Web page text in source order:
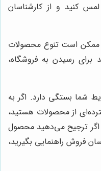
کنید و از کارشناسان
ممکن است تنوع محصولات
برای رسیدن به فروشگاه،
شما بستگی دارد. اگر به
از محصولات هستید،
اگر ترجیح می‌دهید محصول
فروش راهنمایی بگیرید،